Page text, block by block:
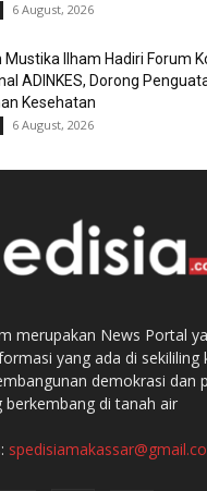
6 August, 2026
Mustika Ilham Hadiri Forum
ADINKES, Dorong
Kesehatan
6 August, 2026
merupakan News Portal
yang ada di sekililing
demokrasi dan
berkembang di tanah air